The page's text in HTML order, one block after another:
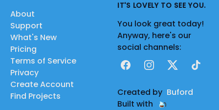
About
Support
What's New
Pricing
Terms of Service
Privacy
Create Account
Find Projects
IT'S LOVELY TO SEE YOU.
You look great today!
Anyway, here's our
social channels:
FacebookInstagram
X TikTok
Created by Buford
Built with